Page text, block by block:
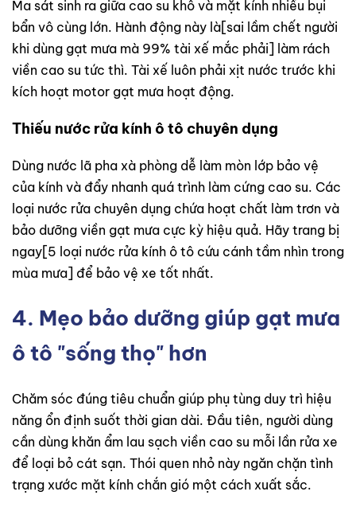
Ma sát sinh ra giữa cao su khô và mặt kính nhiều bụi
bẩn vô cùng lớn. Hành động này là[sai lầm chết người
khi dùng gạt mưa mà 99% tài xế mắc phải] làm rách
viền cao su tức thì. Tài xế luôn phải xịt nước trước khi
kích hoạt motor gạt mưa hoạt động.
Thiếu nước rửa kính ô tô chuyên dụng
Dùng nước lã pha xà phòng dễ làm mòn lớp bảo vệ
của kính và đẩy nhanh quá trình làm cứng cao su. Các
loại nước rửa chuyên dụng chứa hoạt chất làm trơn và
bảo dưỡng viền gạt mưa cực kỳ hiệu quả. Hãy trang bị
ngay[5 loại nước rửa kính ô tô cứu cánh tầm nhìn trong
mùa mưa] để bảo vệ xe tốt nhất.
4. Mẹo bảo dưỡng giúp gạt mưa
ô tô "sống thọ" hơn
Chăm sóc đúng tiêu chuẩn giúp phụ tùng duy trì hiệu
năng ổn định suốt thời gian dài. Đầu tiên, người dùng
cần dùng khăn ẩm lau sạch viền cao su mỗi lần rửa xe
để loại bỏ cát sạn. Thói quen nhỏ này ngăn chặn tình
trạng xước mặt kính chắn gió một cách xuất sắc.